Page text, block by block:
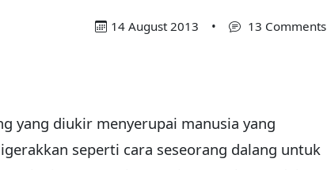
14 August 2013 • 13 Comments
yang diukir menyerupai manusia yang
seperti cara seseorang dalang untuk